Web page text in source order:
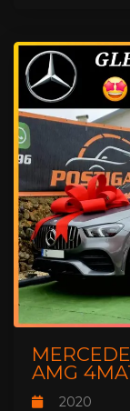
AMG
2020